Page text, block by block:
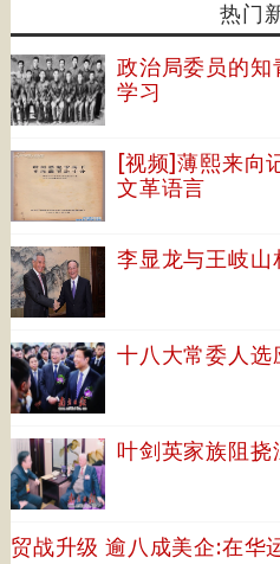
热门
政治局委员的知
学习
[视频]薄熙来向
文革语言
李显龙与王岐山
十八大常委人选
叶剑英家族阻挠
贸战升级 逾八成美企:在华